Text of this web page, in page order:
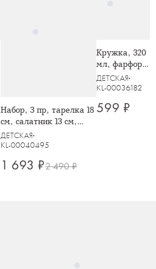
Набор, 3 пр, тарелка 18
см, салатник 13 см,
кружка 200 мл, Олени
ДЕТСКАЯ
KL-00040495
1 693 ₽2 490 ₽
Кружка, 320
мл, фарфор
N, белая,
Лошадка у
holiday
ДЕТСКАЯ
KL-00036182
599 ₽